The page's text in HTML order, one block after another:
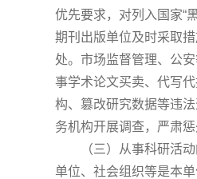
优先要求，对列入国家“
期刊出版单位及时采取
处。市场监督管理、公
事学术论文买卖、代写
构、篡改研究数据等违
务机构开展调查，严肃惩
（三）从事科研活动
单位、社会组织等是本